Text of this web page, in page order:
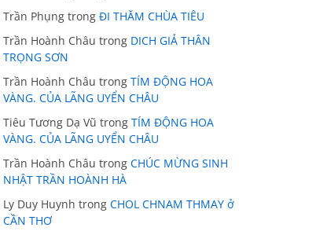
Trần Phụng trong ĐI THĂM CHÙA TIÊU
Trần Hoành Châu trong DICH GIẢ THÂN
TRỌNG SƠN
Trần Hoành Châu trong TÍM ĐỘNG HOA
VÀNG. CỦA LÃNG UYỂN CHÂU
Tiêu Tương Dạ Vũ trong TÍM ĐỘNG HOA
VÀNG. CỦA LÃNG UYỂN CHÂU
Trần Hoành Châu trong CHÚC MỪNG SINH
NHẬT TRẦN HOÀNH HÀ
Ly Duy Huynh trong CHOL CHNAM THMAY ở
CẦN THƠ